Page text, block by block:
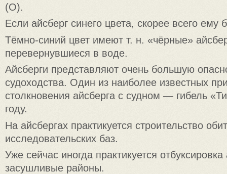
(O).
Если айсберг синего цвета, скорее всего ему
Тёмно-синий цвет имеют т. н. «чёрные»
перевернувшиеся в воде.
Айсберги представляют очень большую
судоходства. Один из наиболее известных
столкновения айсберга с судном — гибель
году.
На айсбергах практикуется строительство
исследовательских баз.
Уже сейчас иногда практикуется отбуксировка
засушливые районы.